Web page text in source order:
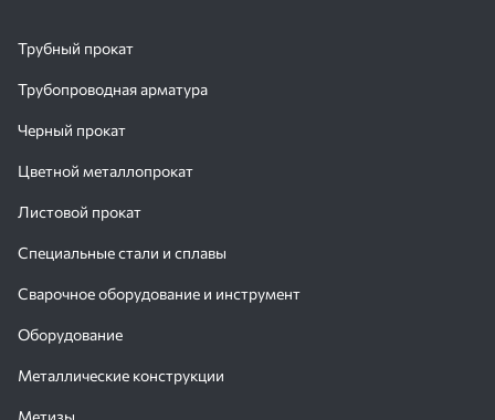
Трубный прокат
Трубопроводная арматура
Черный прокат
Цветной металлопрокат
Листовой прокат
Специальные стали и сплавы
Сварочное оборудование и инструмент
Оборудование
Металлические конструкции
Метизы